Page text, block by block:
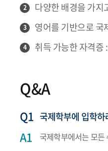
2 다양한 배경을 가지
3 영어를 기반으로 국
4 취득 가능한 자격증
Q&A
국제학부에 입학
국제학부에서는 모든